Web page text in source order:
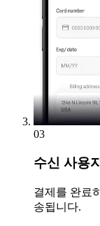
03
수신 사용
결제를 완료
송됩니다.